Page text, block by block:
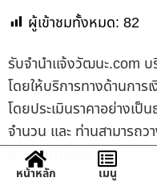
ผู้เข้าชมทั้งหมด: 82
รับจํานําแจ้งวัฒนะ.com บ
โดยให้บริการทางด้านการ
โดยประเมินราคาอย่างเป็
จำนวน และ ท่านสามารถว
ด้วยตัวท่านเอง
หน้าหลัก เมนู